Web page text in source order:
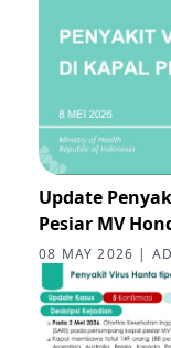
Update
Pesiar MV
08 MAY 2026 |